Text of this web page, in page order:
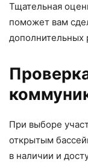
Тщательная
поможет вам
дополнительных
При выборе
открытым
в наличии и